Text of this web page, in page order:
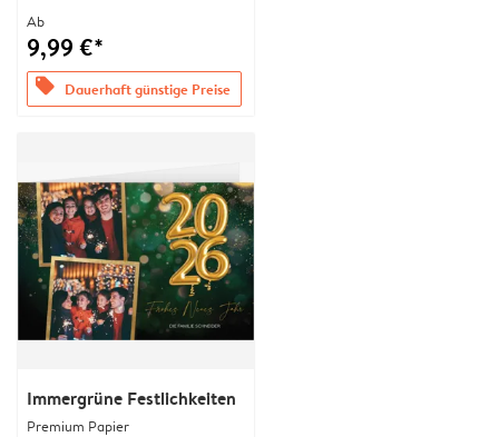
Ab
9,99 €*
offers Dauerhaft günstige Preise
Immergrüne Festlichkeiten
Premium Papier